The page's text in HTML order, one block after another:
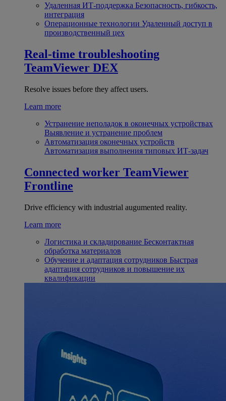
Удаленная ИТ-поддержка Безопасность, гибкость,
интеграция
Операционные технологии Удаленный доступ в
производственный цех
Real-time troubleshooting
TeamViewer DEX
Resolve issues before they affect users.
Learn more
Устранение неполадок в оконечных устройствах
Выявление и устранение проблем
Автоматизация оконечных устройств
Автоматизация выполнения типовых ИТ-задач
Connected worker TeamViewer
Frontline
Drive efficiency with industrial augumented reality.
Learn more
Логистика и складирование Бесконтактная
обработка материалов
Обучение и адаптация сотрудников Быстрая
адаптация сотрудников и повышение их
квалификации